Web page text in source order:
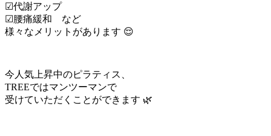
☑︎代謝アップ
☑︎腰痛緩和 など
様々なメリットがあります 😌
今人気上昇中のピラティス、
TREEではマンツーマンで
受けていただくことができます 🌿